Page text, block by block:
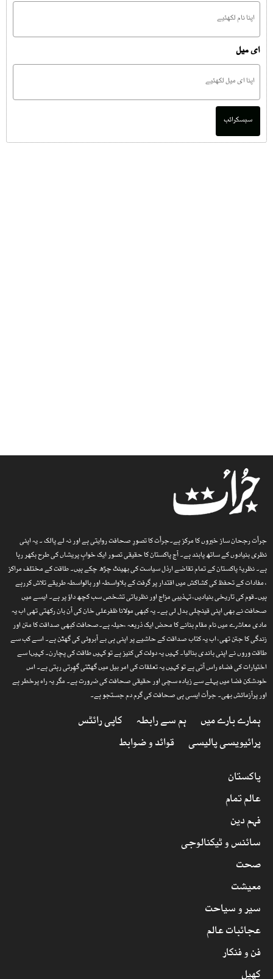
ای میل
سبسکرائب
جرأت رجحان ساز خبروں کا مرکز ہے۔جرأت کا تصورِ صحافت روایتی ہے اور نہ لے پالک ۔ یہ اپنی
نظری بنیادوں کے ساتھ پابند ہے۔ آج پاکستان کا حقیقی تصور ایک خوابِ پریشاں کی طرح بکھر رہا
ہے۔ نظریۂ پاکستان کے تمام تقاضے ارذل سیاست کی بھینٹ چڑھ چکے ہیں۔ طاقت کے مختلف مراکز
، مفادات کے تحفظ کی کشاکش میں اقتدار پر گرفت کے بلاواسطہ اور بالواسطہ طریقے تلاش کررہے
ہیں۔قوم کی تاریخی بنیادیں، تہذیبی مزاج اور نظریاتی تشخص سب کچھ داؤ پر ہے۔ ایسے میں
صحافت نے بھی اپنی قینچلی بدل لی ہے۔ یہ کبھی مولانا ظفرعلی خان کی آن بان رکھتی تھی اب یہ
مادی معاشرے میں نام مقام بنانے کا محض ایک ذریعہ ،حیلہ ہے۔صحافت کبھی صداقت کا متن اور
زندگی کا جتن تھی، اب یہ کتاب صداقت کے حاشیے پر اپنی ہی بے آبروئی کی گھٹن ہے۔ اسے کب سے
طاقت وروں نے اپنی باندی بنالیا۔ کہیں یہ دولت کی کنیز ہے تو کہیں طاقت کی پچارن۔ کہیںا سے
اختیارات کی فضاء راس آتی ہے تو کہیں یہ تعلقات کی امر بیل میں گھٹتی گھِرتی رہتی ہے۔ اس
خودشکن فضا میں پہلے سے زیادہ سچی اور حقیقی صحافت کی ضرورت ہے۔ مگر یہ راہ پرخطر ہے
اور پرآزمائش بھی۔ جرأت ایسی ہی صحافت کی گرم دم جستجو ہے۔
ہمارے بارے میں ہم سے رابطہ
کاپی رائٹس
پرائیویسی پالیسی
قوائد و ضوابط
پاکستان
عالم تمام
فہم دین
سائنس و ٹیکنالوجی
صحت
معیشت
سیر و سیاحت
عجائبات عالم
فن و فنکار